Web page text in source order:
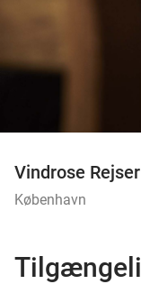
Vindrose
København